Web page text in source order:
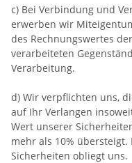
c) Bei Verbindung und
erwerben wir
des Rechnungswertes
verarbeiteten
Verarbeitung.
d) Wir verpflichten uns,
auf Ihr Verlangen
Wert unserer
mehr als 10%
Sicherheiten obliegt uns.